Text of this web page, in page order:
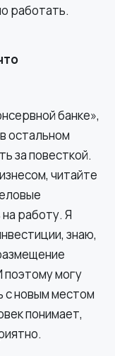
работать.
банке»,
остальном
за повесткой.
читайте
работу. Я
знаю,
поэтому могу
с новым местом
понимает,